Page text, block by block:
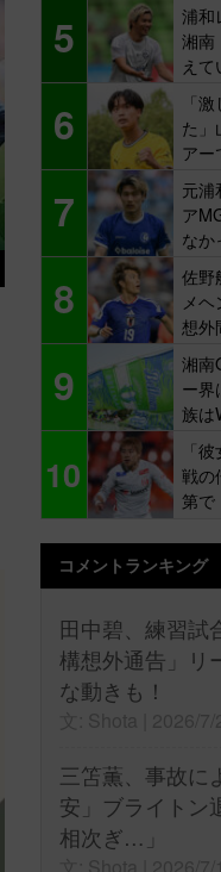
5
浦和
湘南
えて
6
「
た」
アー
7
元浦
ア
なか
8
佐野
メ
想外
9
湘南
ー界
族は
同僚
10
「
戦の
第で
コメントランキング
田中碧、練習試
構想外通告」リ
な動きも！
三笘薫、事故に
安」ブライトン
相次ぎ…」